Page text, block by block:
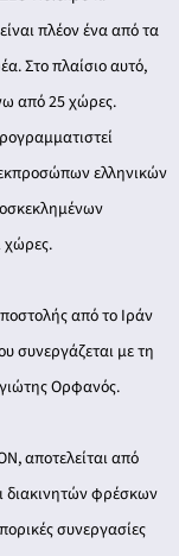
πλέον ένα από τα
Στο πλαίσιο αυτό,
από 25 χώρες.
ελληνικών
χώρες.
από το Ιράν
συνεργάζεται με τη
Ορφανός.
αποτελείται από
διακινητών φρέσκων
συνεργασίες